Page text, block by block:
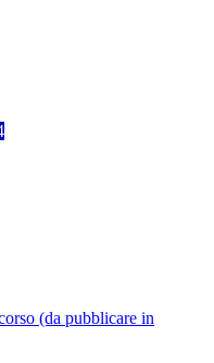
(da pubblicare in